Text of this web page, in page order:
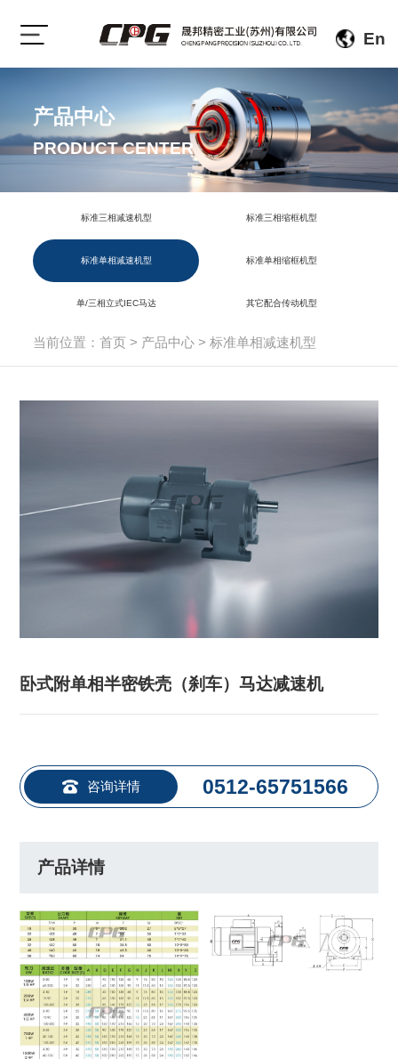
En
产品中心
PRODUCT CENTER
标准三相减速机型 标准三相缩框机型
标准单相减速机型 标准单相缩框机型
单/三相立式IEC马达 其它配合传动机型
当前位置：首页 > 产品中心 >标准单相减速机型
卧式附单相半密铁壳（刹车）马达减速机
咨询详情 0512-65751566
产品详情